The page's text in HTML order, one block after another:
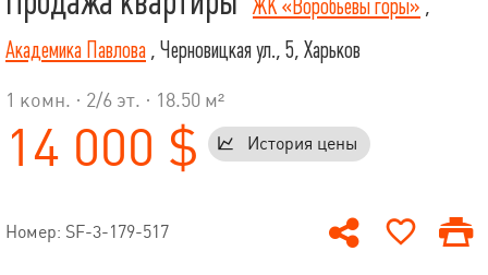
ЖК «Воробьевы горы» ,
Академика Павлова , Черновицкая ул., 5, Харьков
1 комн. · 2/6 эт. · 18.50 м²
14 000 $ История цены
Номер: SF-3-179-517